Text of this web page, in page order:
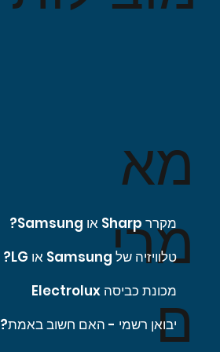
מא
מרי
ם
מקרר Sharp או Samsung?
טלוויזיה של Samsung או LG?
מכונת כביסה Electrolux
יבואן רשמי - האם חשוב באמת?